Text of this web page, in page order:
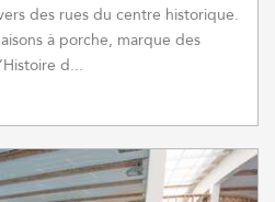
des rues du centre historique.
à porche, marque des
d...